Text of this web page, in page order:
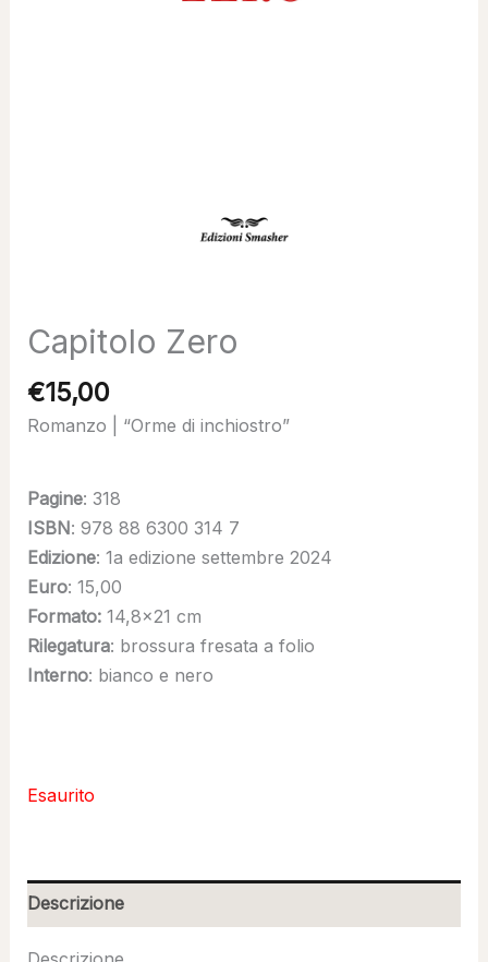
Capitolo Zero
€15,00
Romanzo | “Orme di inchiostro”
Pagine: 318
ISBN: 978 88 6300 314 7
Edizione: 1a edizione settembre 2024
Euro: 15,00
Formato: 14,8×21 cm
Rilegatura: brossura fresata a folio
Interno: bianco e nero
Esaurito
Descrizione